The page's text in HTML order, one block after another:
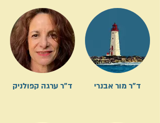
ד"ר מור אבנרי ד"ר ערגה קפולניק